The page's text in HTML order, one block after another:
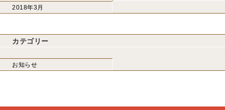
2018年3月
カテゴリー
お知らせ